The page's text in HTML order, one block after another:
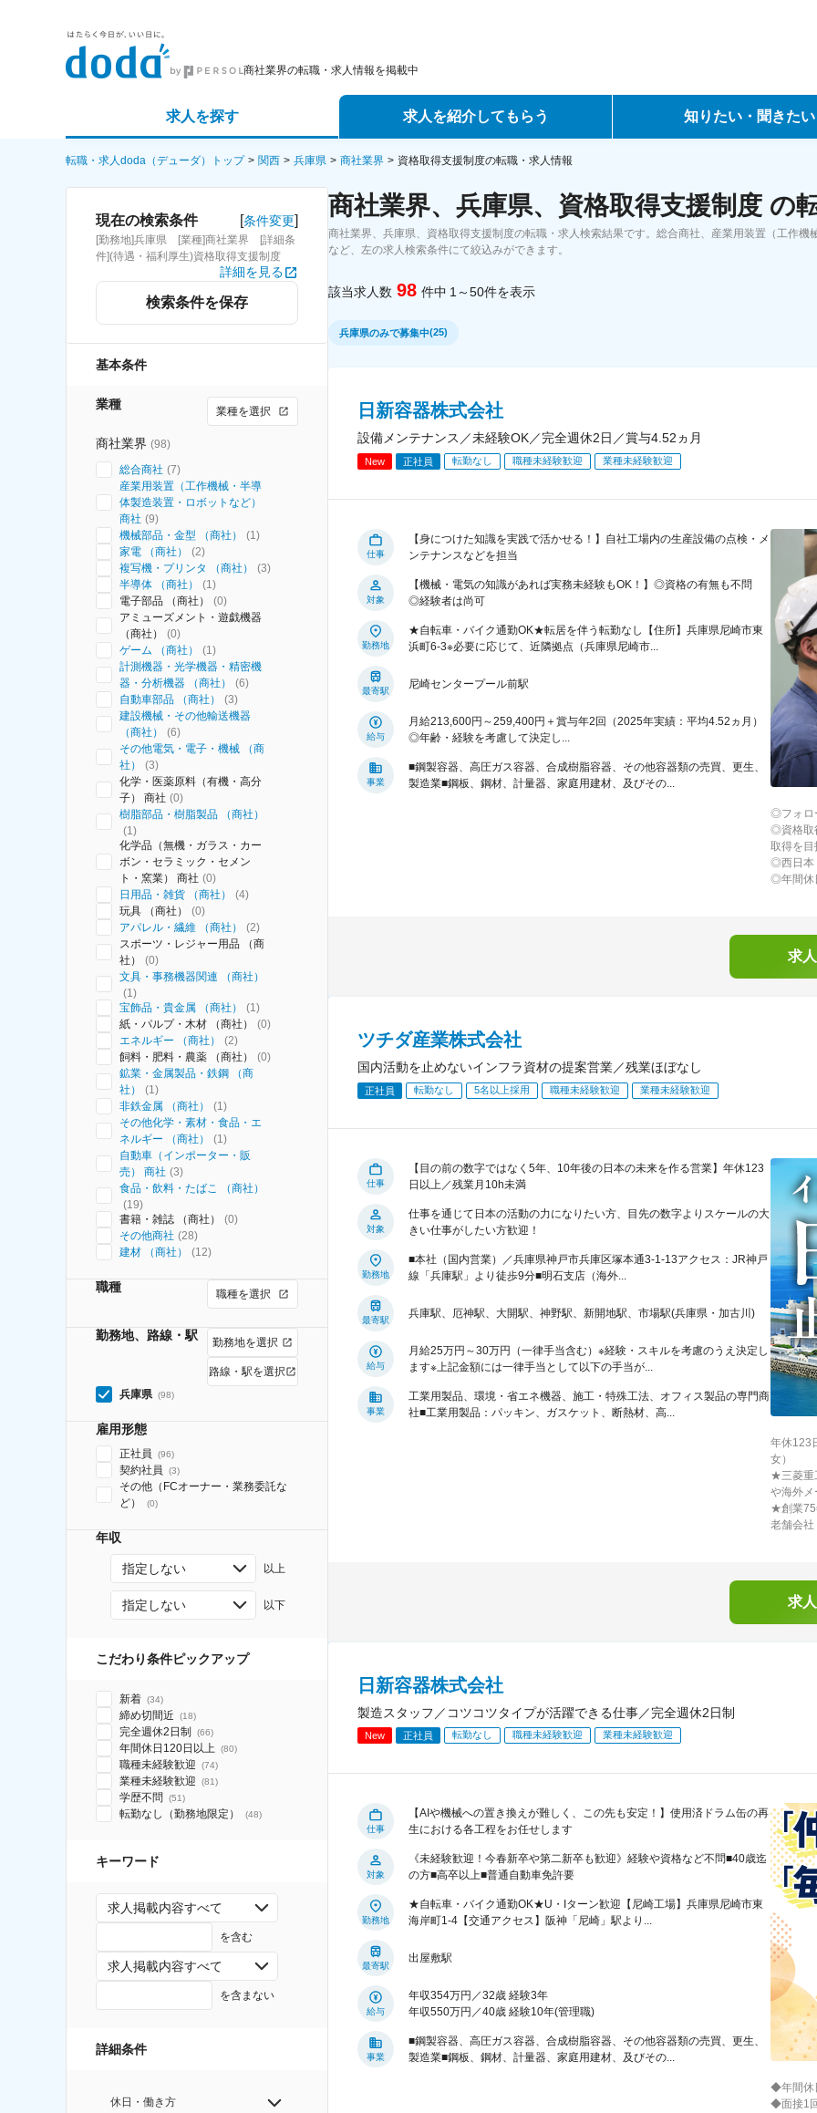
商社業界の転職・求人情報を掲載中
求人を探す
詳細条件から探す
求人特集から探す
求人を紹介してもらう
エージェントサービス
スカウトサービス
パートナーエージェントサービス
知りたい・聞きたい
データで見る転職
転職・求人doda（デューダ）トップ 関西 兵庫県 商社業界 資格取得支援制度の転職・求人情報
現在の検索条件 [条件変更]
[勤務地]兵庫県 [業種]商社業界 [詳細条
件](待遇・福利厚生)資格取得支援制度
詳細を見る
検索条件を保存
基本条件
業種 業種を選択
商社業界 (98)
総合商社 (7)
産業用装置（工作機械・半導
体製造装置・ロボットなど）
商社 (9)
機械部品・金型 （商社）
(1)
家電 （商社）
(2)
複写機・プリンタ （商社）
(3)
半導体 （商社）
(1)
電子部品 （商社）
(0)
アミューズメント・遊戯機器
（商社）
(0)
ゲーム （商社）
(1)
計測機器・光学機器・精密機
器・分析機器 （商社）
(6)
自動車部品 （商社）
(3)
建設機械・その他輸送機器
（商社）
(6)
その他電気・電子・機械 （商
社）
(3)
化学・医薬原料（有機・高分
子） 商社 (0)
樹脂部品・樹脂製品 （商社）
(1)
化学品（無機・ガラス・カー
ボン・セラミック・セメン
ト・窯業） 商社 (0)
日用品・雑貨 （商社）
(4)
玩具 （商社）
(0)
アパレル・繊維 （商社）
(2)
スポーツ・レジャー用品 （商
社）
(0)
文具・事務機器関連 （商社）
(1)
宝飾品・貴金属 （商社）
(1)
紙・パルプ・木材 （商社）
(0)
エネルギー （商社）
(2)
飼料・肥料・農薬 （商社）
(0)
鉱業・金属製品・鉄鋼 （商
社）
(1)
非鉄金属 （商社）
(1)
その他化学・素材・食品・エ
ネルギー （商社）
(1)
自動車（インポーター・販
売） 商社 (3)
食品・飲料・たばこ （商社）
(19)
書籍・雑誌 （商社）
(0)
その他商社 (28)
建材 （商社）
(12)
職種 職種を選択
勤務地、路線・駅 勤務地を選択
路線・駅を選択
兵庫県 (98)
雇用形態
正社員 (96)
契約社員 (3)
その他（FCオーナー・業務委託な
ど）
(0)
年収
指定しない 以上
指定しない 以下
こだわり条件ピックアップ
新着 (34)
締め切間近 (18)
完全週休2日制 (66)
年間休日120日以上 (80)
職種未経験歓迎 (74)
業種未経験歓迎 (81)
学歴不問 (51)
転勤なし（勤務地限定） (48)
キーワード
求人掲載内容すべて
を含む
求人掲載内容すべて
を含まない
詳細条件
休日・働き方
商社業界、兵庫県、資格取得支援制度 の
商社業界、兵庫県、資格取得支援制度の転職・求人検索結果です。総合商社、産業用装置（工作
など、左の求人検索条件にて絞込みができます。
該当求人数 98 件中 1～50件を表示
兵庫県のみで募集中(25)
日新容器株式会社
設備メンテナンス／未経験OK／完全週休2日／賞与4.52ヵ月
New 正社員 転勤なし 職種未経験歓迎 業種未経験歓迎
仕事
【身につけた知識を実践で活かせる！】自社工場内の生産設備の点検・メ
ンテナンスなどを担当
対象
【機械・電気の知識があれば実務未経験もOK！】◎資格の有無も不問
◎経験者は尚可
勤務地
★自転車・バイク通勤OK★転居を伴う転勤なし【住所】兵庫県尼崎市東
浜町6-3※必要に応じて、近隣拠点（兵庫県尼崎市...
最寄駅
尼崎センタープール前駅
給与
月給213,600円～259,400円＋賞与年2回（2025年実績：平均4.52ヵ月）
◎年齢・経験を考慮して決定し...
事業
■鋼製容器、高圧ガス容器、合成樹脂容器、その他容器類の売買、更生、
製造業■鋼板、鋼材、計量器、家庭用建材、及びその...
◎フォロ
◎資格取
取得を目
◎西日本
◎年間休
求
ツチダ産業株式会社
国内活動を止めないインフラ資材の提案営業／残業ほぼなし
正社員 転勤なし 5名以上採用 職種未経験歓迎 業種未経験歓迎
仕事
【目の前の数字ではなく5年、10年後の日本の未来を作る営業】年休123
日以上／残業月10h未満
対象
仕事を通じて日本の活動の力になりたい方、目先の数字よりスケールの大
きい仕事がしたい方歓迎！
勤務地
■本社（国内営業）／兵庫県神戸市兵庫区塚本通3-1-13アクセス：JR神戸
線「兵庫駅」より徒歩9分■明石支店（海外...
最寄駅
兵庫駅、厄神駅、大開駅、神野駅、新開地駅、市場駅(兵庫県・加古川)
給与
月給25万円～30万円（一律手当含む）※経験・スキルを考慮のうえ決定し
ます※上記金額には一律手当として以下の手当が...
事業
工業用製品、環境・省エネ機器、施工・特殊工法、オフィス製品の専門商
社■工業用製品：パッキン、ガスケット、断熱材、高...
年休123
女）
★三菱重
や海外メ
★創業75
老舗会社
求
日新容器株式会社
製造スタッフ／コツコツタイプが活躍できる仕事／完全週休2日制
New 正社員 転勤なし 職種未経験歓迎 業種未経験歓迎
仕事
【AIや機械への置き換えが難しく、この先も安定！】使用済ドラム缶の再
生における各工程をお任せします
対象
《未経験歓迎！今春新卒や第二新卒も歓迎》経験や資格など不問■40歳迄
の方■高卒以上■普通自動車免許要
勤務地
★自転車・バイク通勤OK★U・Iターン歓迎【尼崎工場】兵庫県尼崎市東
海岸町1-4【交通アクセス】阪神「尼崎」駅より...
最寄駅
出屋敷駅
給与
年収354万円／32歳 経験3年
年収550万円／40歳 経験10年(管理職)
事業
■鋼製容器、高圧ガス容器、合成樹脂容器、その他容器類の売買、更生、
製造業■鋼板、鋼材、計量器、家庭用建材、及びその...
◆年間休
◆面接1